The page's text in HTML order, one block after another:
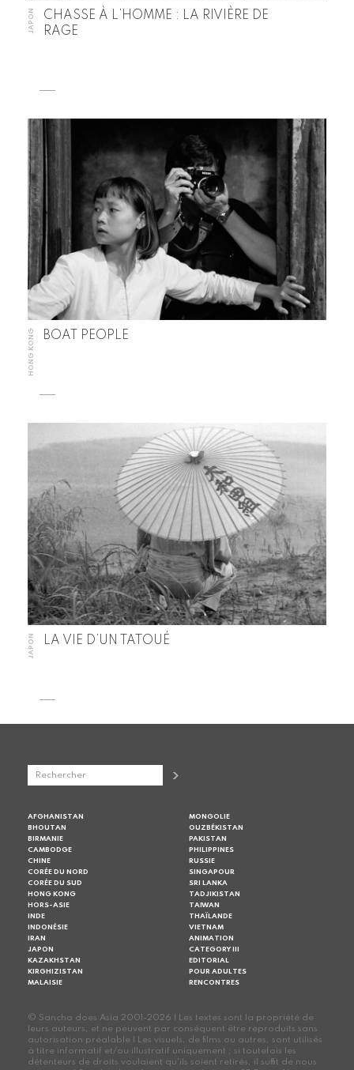
JAPON
CHASSE À L’HOMME : LA RIVIÈRE DE
RAGE
HONG KONG BOAT PEOPLE
JAPON LA VIE D’UN TATOUÉ
AFGHANISTAN
BHOUTAN
BIRMANIE
CAMBODGE
CHINE
CORÉE DU NORD
CORÉE DU SUD
HONG KONG
HORS-ASIE
INDE
INDONÉSIE
IRAN
JAPON
KAZAKHSTAN
KIRGHIZISTAN
MALAISIE
MONGOLIE
OUZBÉKISTAN
PAKISTAN
PHILIPPINES
RUSSIE
SINGAPOUR
SRI LANKA
TADJIKISTAN
TAIWAN
THAÏLANDE
VIETNAM
ANIMATION
CATEGORY III
EDITORIAL
POUR ADULTES
RENCONTRES
© Sancho does Asia 2001-2026 | Les textes sont la propriété de
leurs auteurs, et ne peuvent par conséquent être reproduits sans
autorisation préalable | Les visuels, de films ou autres, sont utilisés
à titre informatif et/ou illustratif uniquement ; si toutefois les
détenteurs de droits voulaient qu'ils soient retirés, il suffit de nous